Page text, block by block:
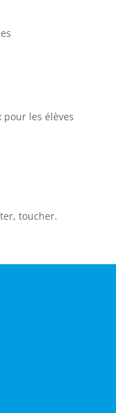
les élèves
toucher.